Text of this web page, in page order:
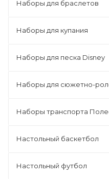
Наборы для браслетов
Наборы для купания
Наборы для песка Disney
Наборы для сюжетно-
Наборы транспорта
Настольный баскетбол
Настольный футбол